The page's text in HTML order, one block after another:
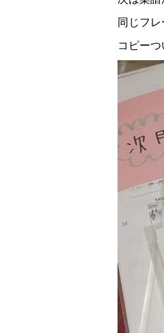
同じフ
コピー